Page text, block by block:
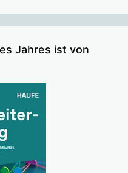
Jahres ist von